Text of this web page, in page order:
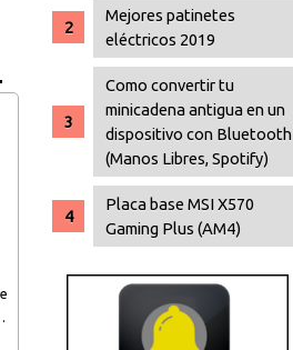
Mejores patinetes
eléctricos 2019
Como convertir tu
minicadena antigua en un
dispositivo con Bluetooth
(Manos Libres, Spotify)
Placa base MSI X570
Gaming Plus (AM4)